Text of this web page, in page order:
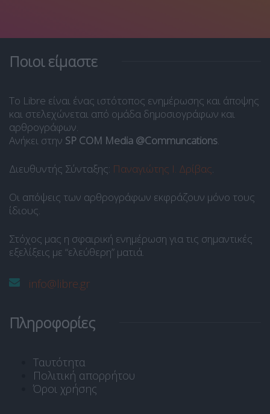
Ποιοι είμαστε
Το Libre είναι ένας ιστότοπος ενημέρωσης και άποψης
και στελεχώνεται από ομάδα δημοσιογράφων και
αρθρογράφων.
Ανήκει στην SP COM Media @Communcations
Διευθυντής Σύνταξης: Παναγιώτης Ι. Δρίβας
Οι απόψεις των αρθρογράφων εκφράζουν μόνο τους
ίδιους.
Στόχος μας η σφαιρική ενημέρωση για τις σημαντικές
εξελίξεις με “ελεύθερη” ματιά.
info@libre.gr
Πληροφορίες
Ταυτότητα
Πολιτική απορρήτου
Όροι χρήσης